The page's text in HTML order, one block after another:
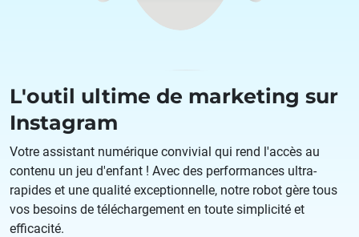
L'outil ultime de marketing sur
Instagram
Votre assistant numérique convivial qui rend l'accès au
contenu un jeu d'enfant ! Avec des performances ultra-
rapides et une qualité exceptionnelle, notre robot gère tous
vos besoins de téléchargement en toute simplicité et
efficacité.